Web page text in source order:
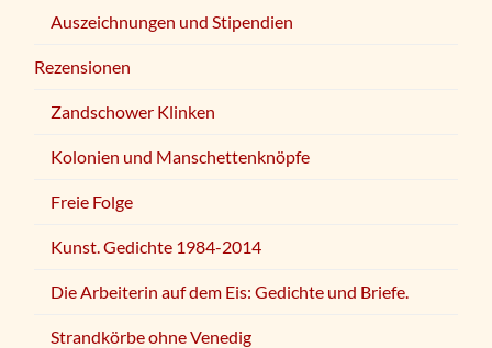
Auszeichnungen und Stipendien
Rezensionen
Zandschower Klinken
Kolonien und Manschettenknöpfe
Freie Folge
Kunst. Gedichte 1984-2014
Die Arbeiterin auf dem Eis: Gedichte und Briefe.
Strandkörbe ohne Venedig